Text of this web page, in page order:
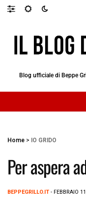
Blog ufficiale di Beppe
Home > IO GRIDO
Per aspera
BEPPEGRILLO.IT - FEBBRAIO